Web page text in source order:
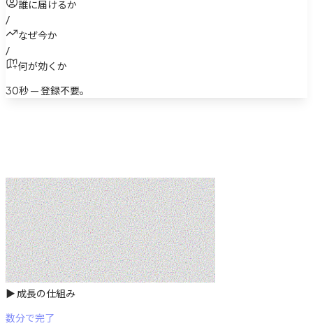
誰に届けるか
/
なぜ今か
/
何が効くか
30秒 — 登録不要。
▶ 成長の仕組み
数分で完了